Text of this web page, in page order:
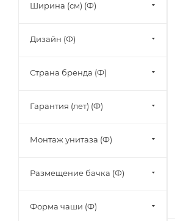
Ширина (см) (Ф)
Дизайн (Ф)
Страна бренда (Ф)
Гарантия (лет) (Ф)
Монтаж унитаза (Ф)
Размещение бачка (Ф)
Форма чаши (Ф)